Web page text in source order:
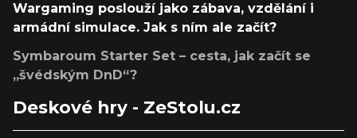
Wargaming poslouží jako zábava, vzdělání i
armádní simulace. Jak s ním ale začít?
Symbaroum Starter Set – cesta, jak začít se
„švédským DnD“?
Deskové hry - ZeStolu.cz